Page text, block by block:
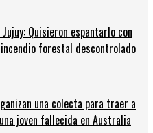
Quisieron espantarlo con
forestal descontrolado
una colecta para traer a
joven fallecida en Australia